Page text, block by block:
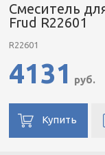
Смеситель
Frud R22601
R22601
4131 руб.
Купить